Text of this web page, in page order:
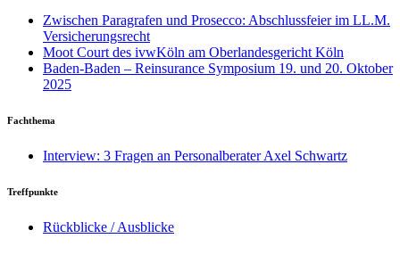
Zwischen Paragrafen und Prosecco: Abschlussfeier im LL.M.
Versicherungsrecht
Moot Court des ivwKöln am Oberlandesgericht Köln
Baden-Baden – Reinsurance Symposium 19. und 20. Oktober
2025
Fachthema
Interview: 3 Fragen an Personalberater Axel Schwartz
Treffpunkte
Rückblicke / Ausblicke